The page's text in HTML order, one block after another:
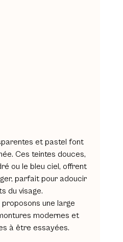
et pastel font
Ces teintes douces,
ou le bleu ciel, offrent
parfait pour adoucir
du visage.
proposons une large
modernes et
à être essayées.